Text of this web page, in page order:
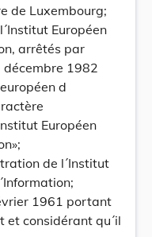
de Luxembourg;
Européen
arrêtés par
1982
d
Européen
de l´Institut
1961 portant
et considérant qu´il